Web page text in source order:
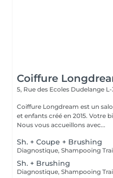
Coiffure
5, Rue des Ecoles Dudelange L-
Coiffure Longdream est un
et enfants créé en 2015. Votre bien-être est maintenant et ici.
Nous vous accueillons avec...
Sh. + Coupe + Brushing
Sh. + Brushing